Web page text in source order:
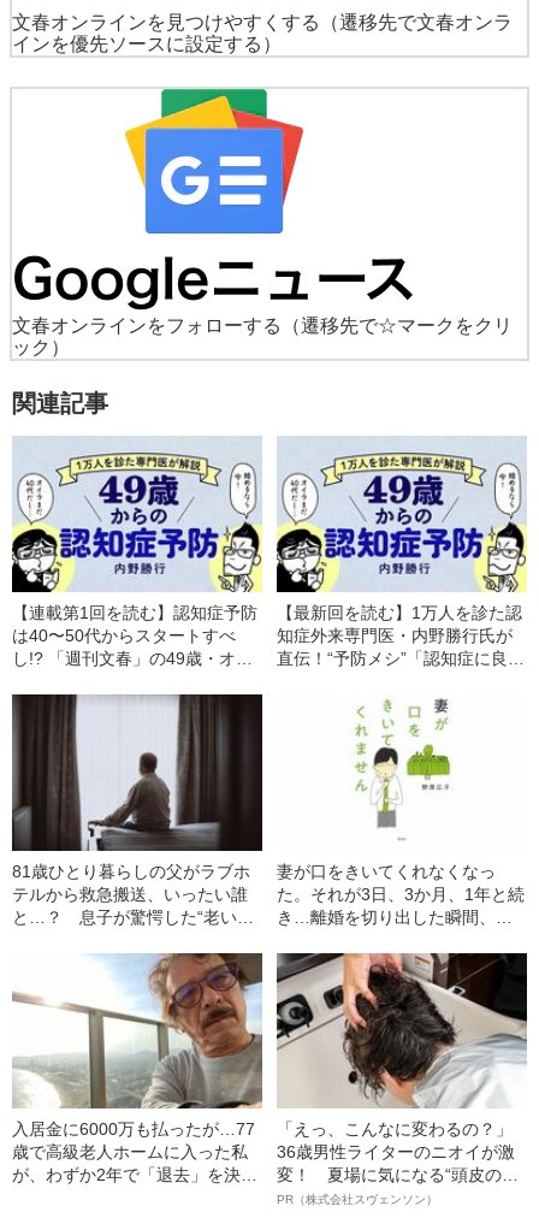
文春オンラインを見つけやすくする
（遷移先で文春オンラ
インを優先ソースに設定する）
文春オンラインをフォローする
（遷移先で☆マークをクリ
ック）
関連記事
【連載第1回を読む】認知症予防
は40〜50代からスタートすべ
し!? 「週刊文春」の49歳・オジ
ト”に尋ねた
【最新回を読む】1万人を診た認
知症外来専門医・内野勝行氏が
直伝！“予防メシ”「認知症に良い
81歳ひとり暮らしの父がラブホ
テルから救急搬送、いったい誰
と…？ 息子が驚愕した“老いた
妻が口をきいてくれなくなっ
た。それが3日、3か月、1年と続
き…離婚を切り出した瞬間、妻
入居金に6000万も払ったが…77
歳で高級老人ホームに入った私
が、わずか2年で「退去」を決意
「えっ、こんなに変わるの？」
36歳男性ライターのニオイが激
変！ 夏場に気になる“頭皮のニ
オイ”や“ベタつき”を解消す
PR（株式会社スヴェンソン）